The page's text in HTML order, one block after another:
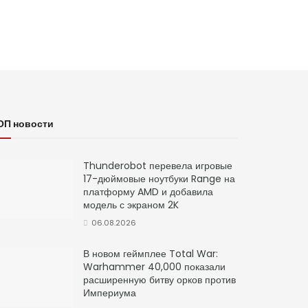
новости
Thunderobot перевела игровые
17-дюймовые ноутбуки Range на
платформу AMD и добавила
модель с экраном 2K
06.08.2026
В новом геймплее Total War:
Warhammer 40,000 показали
расширенную битву орков против
Империума